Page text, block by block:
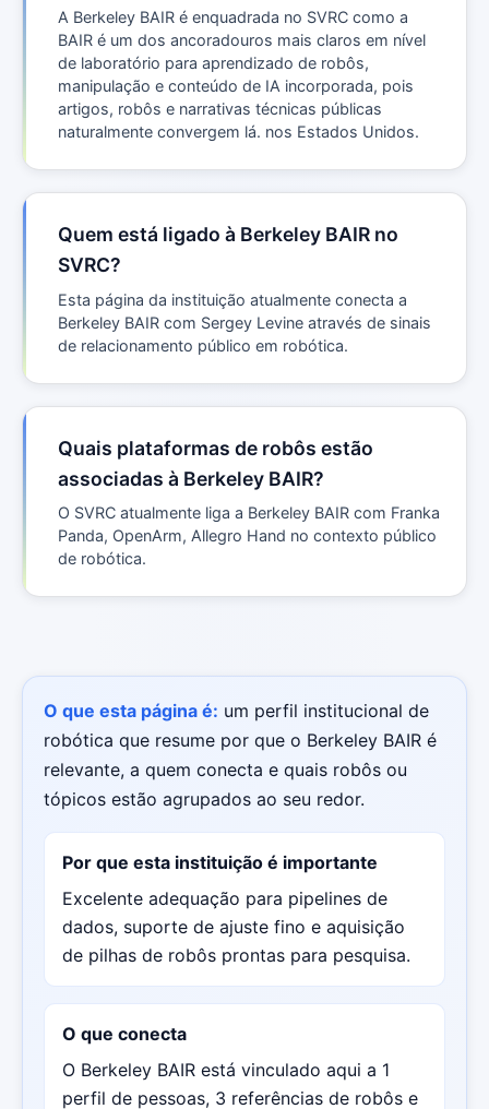
A Berkeley BAIR é enquadrada no SVRC como a
BAIR é um dos ancoradouros mais claros em nível
de laboratório para aprendizado de robôs,
manipulação e conteúdo de IA incorporada, pois
artigos, robôs e narrativas técnicas públicas
naturalmente convergem lá. nos Estados Unidos.
Quem está ligado à Berkeley BAIR no
SVRC?
Esta página da instituição atualmente conecta a
Berkeley BAIR com Sergey Levine através de sinais
de relacionamento público em robótica.
Quais plataformas de robôs estão
associadas à Berkeley BAIR?
O SVRC atualmente liga a Berkeley BAIR com Franka
Panda, OpenArm, Allegro Hand no contexto público
de robótica.
O que esta página é: um perfil institucional de
robótica que resume por que o Berkeley BAIR é
relevante, a quem conecta e quais robôs ou
tópicos estão agrupados ao seu redor.
Por que esta instituição é importante
Excelente adequação para pipelines de
dados, suporte de ajuste fino e aquisição
de pilhas de robôs prontas para pesquisa.
O que conecta
O Berkeley BAIR está vinculado aqui a 1
perfil de pessoas, 3 referências de robôs e